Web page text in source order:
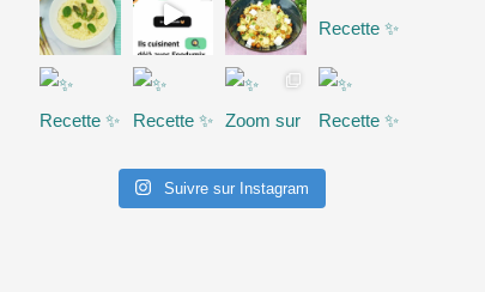
Suivre sur Instagram